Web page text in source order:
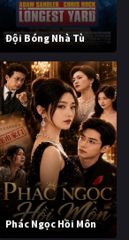
Đội Bóng Nhà Tù
Phác Ngọc Hồi Môn